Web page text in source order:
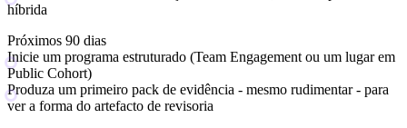
híbrida
Próximos 90 dias
Inicie um programa estruturado (Team Engagement ou um lugar em
Public Cohort)
Produza um primeiro pack de evidência - mesmo rudimentar - para
ver a forma do artefacto de revisoria